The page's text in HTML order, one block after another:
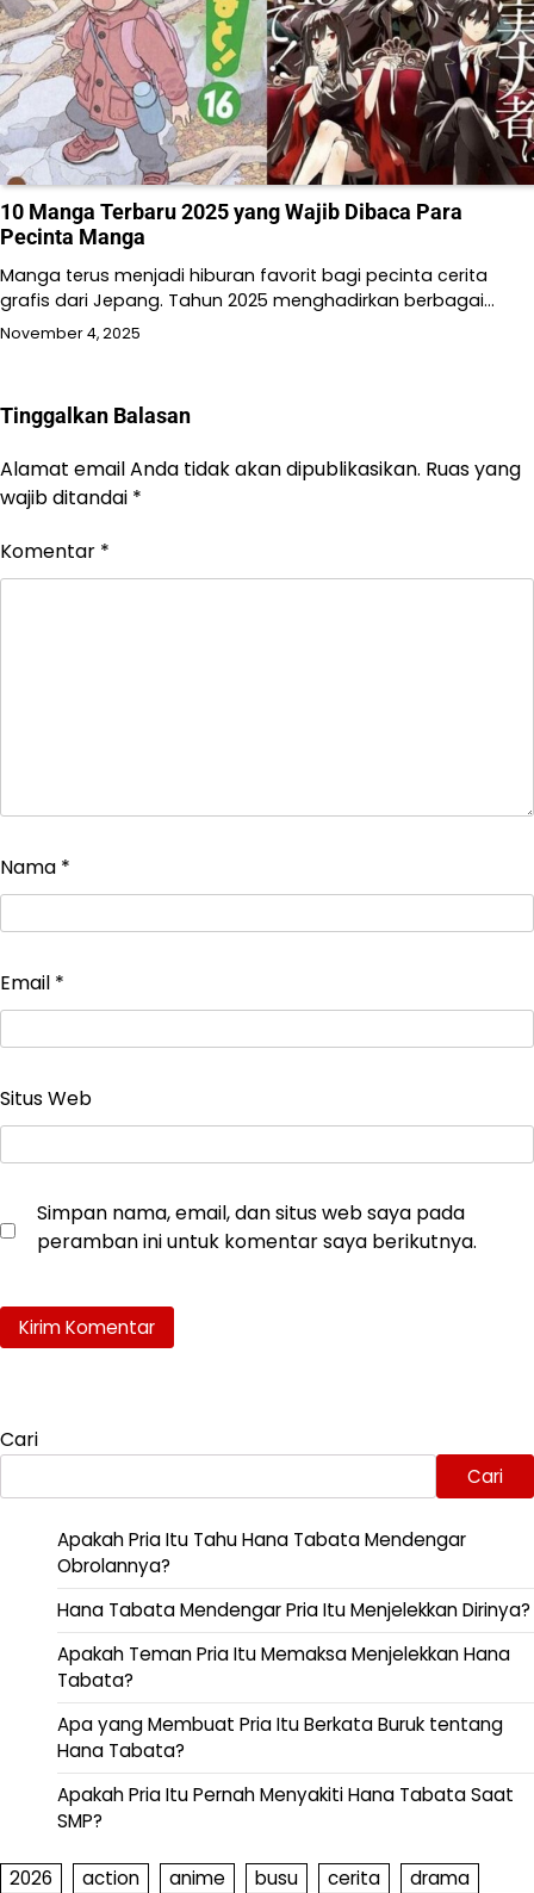
10 Manga Terbaru 2025 yang Wajib Dibaca Para
Pecinta Manga
Manga terus menjadi hiburan favorit bagi pecinta cerita
grafis dari Jepang. Tahun 2025 menghadirkan berbagai…
November 4, 2025
Tinggalkan Balasan
Alamat email Anda tidak akan dipublikasikan. Ruas yang
wajib ditandai *
Komentar *
Nama *
Email *
Situs Web
Simpan nama, email, dan situs web saya pada
peramban ini untuk komentar saya berikutnya.
Cari
Cari
Apakah Pria Itu Tahu Hana Tabata Mendengar
Obrolannya?
Hana Tabata Mendengar Pria Itu Menjelekkan Dirinya?
Apakah Teman Pria Itu Memaksa Menjelekkan Hana
Tabata?
Apa yang Membuat Pria Itu Berkata Buruk tentang
Hana Tabata?
Apakah Pria Itu Pernah Menyakiti Hana Tabata Saat
SMP?
2026 action anime busu cerita
drama